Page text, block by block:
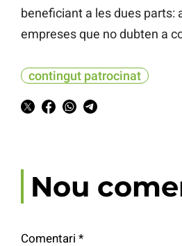
beneficiant a les dues parts:
empreses que no dubten a
contingut patrocinat
Nou
Comentari *